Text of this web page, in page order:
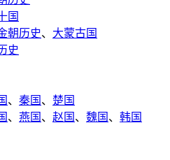
国
朝历史、 大蒙古国
史
、 秦国 、 楚国
、 燕国 、 赵国 、 魏国 、 韩国